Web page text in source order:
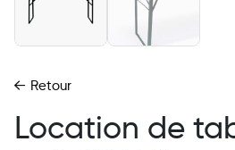
Retour
Location de